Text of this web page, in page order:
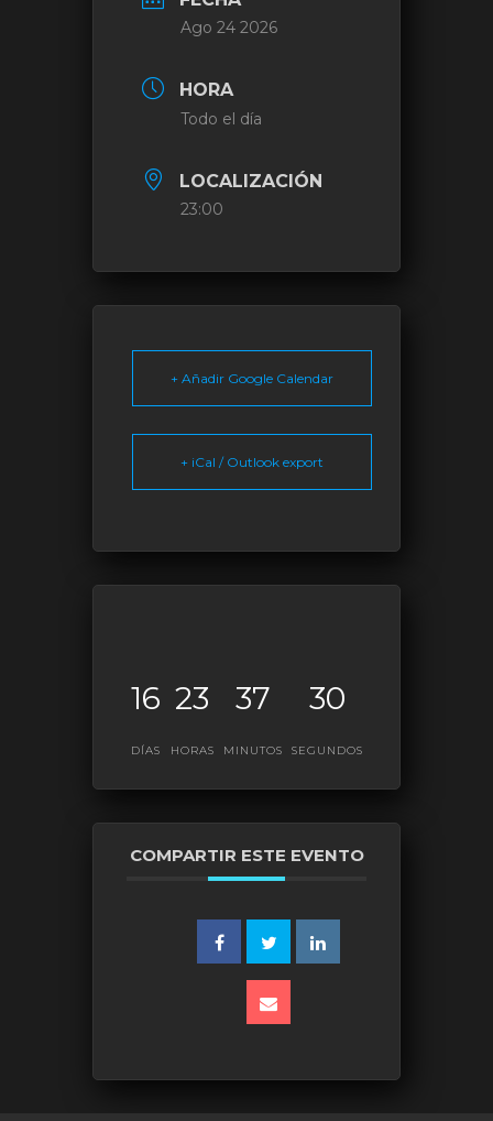
Ago 24 2026
HORA
Todo el día
LOCALIZACIÓN
23:00
+ Añadir Google Calendar
+ iCal / Outlook export
16
DÍAS
23
HORAS
37
MINUTOS
30
SEGUNDOS
COMPARTIR ESTE EVENTO